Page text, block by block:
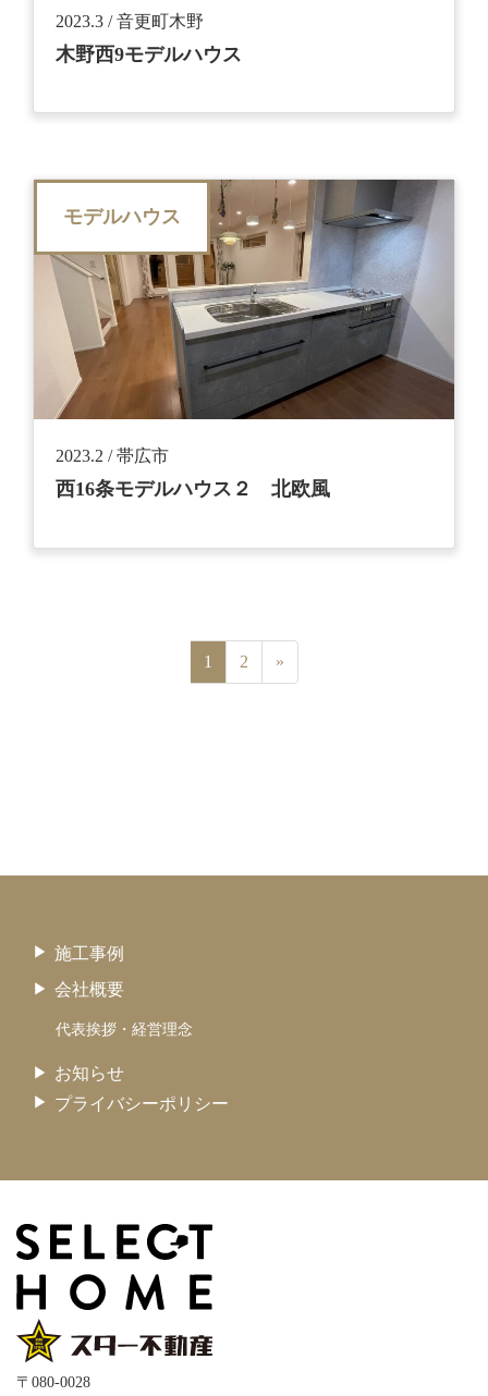
2023.3 / 音更町木野
木野西9モデルハウス
モデルハウス
2023.2 / 帯広市
西16条モデルハウス２ 北欧風
1 2 »
施工事例
会社概要
代表挨拶・経営理念
お知らせ
プライバシーポリシー
〒080-0028